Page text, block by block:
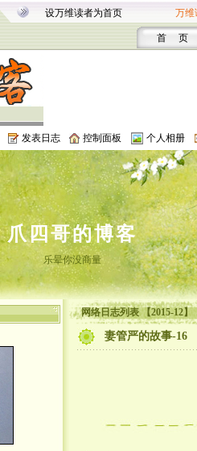
设万维读者为首页 万维
首 页
发表日志 控制面板 个人相册
爪四哥的博客
乐晕你没商量
网络日志列表 【2015-12】
妻管严的故事-16